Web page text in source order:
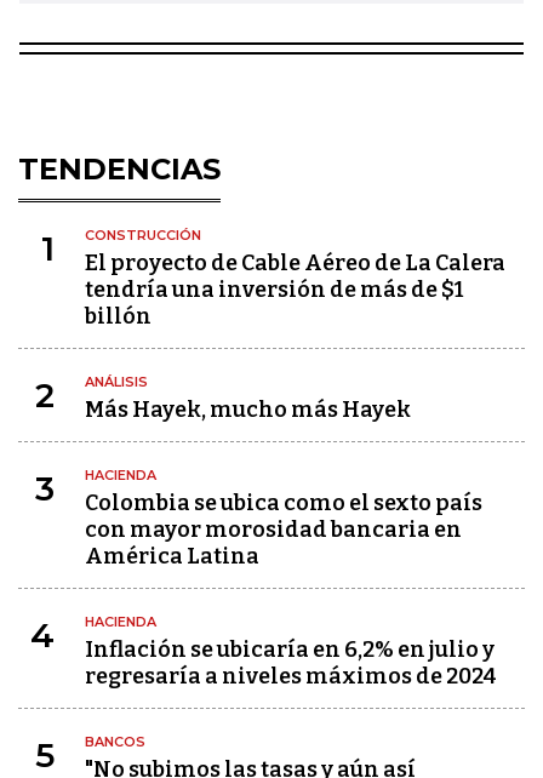
TENDENCIAS
1 CONSTRUCCIÓN
El proyecto de Cable Aéreo de La Calera
tendría una inversión de más de $1
billón
2 ANÁLISIS
Más Hayek, mucho más Hayek
3 HACIENDA
Colombia se ubica como el sexto país
con mayor morosidad bancaria en
América Latina
4 HACIENDA
Inflación se ubicaría en 6,2% en julio y
regresaría a niveles máximos de 2024
5 BANCOS
"No subimos las tasas y aún así